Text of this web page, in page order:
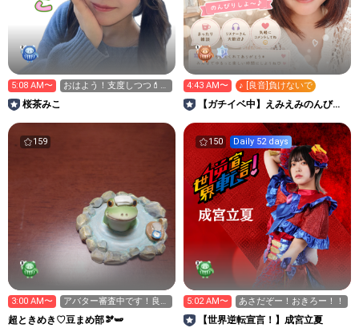
5:08 AM〜
おはよう！支度しつつ💄新
桜茶みこ
4:43 AM〜 ♪ [良音]負けないで
【ガチイベ中】えみえみのんびり
159
3:00 AM〜
アバター審査中です！良か
ったら貰って欲しいです😊
超ときめき♡豆まめ部🫘🫛
150 Daily 52 days
5:02 AM〜 あさだぞー！おきろー！！
【世界逆転宣言！】成宮立夏